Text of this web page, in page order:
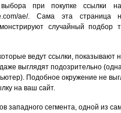
выбора при покупке ссылки
ae/. Сама эта
случайный подбор
ведут ссылки, показывают
выглядят подозрительно
Подобное окружение не
на ваш сайт.
западного сегмента, одной из